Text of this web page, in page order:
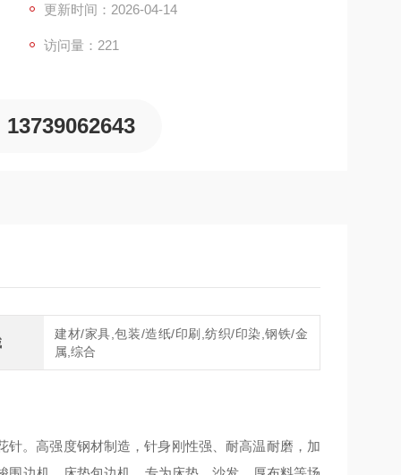
更新时间：2026-04-14
访问量：221
13739062643
建材/家具,包装/造纸/印刷,纺织/印染,钢铁/金
属,综合
。高强度钢材制造，针身刚性强、耐高温耐磨，加